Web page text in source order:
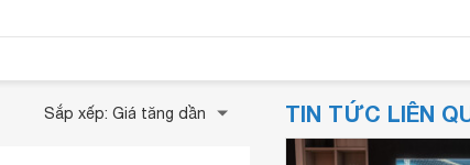
Sắp xếp: Giá tăng dần TIN TỨC LIÊN